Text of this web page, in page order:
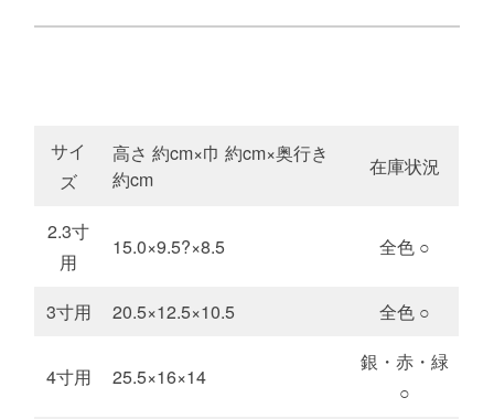
サイ
ズ
高さ 約cm×巾 約cm×奥行き
約cm
在庫状況
2.3寸
用
15.0×9.5?×8.5 全色 ○
3寸用 20.5×12.5×10.5 全色 ○
4寸用 25.5×16×14
銀・赤・緑
○